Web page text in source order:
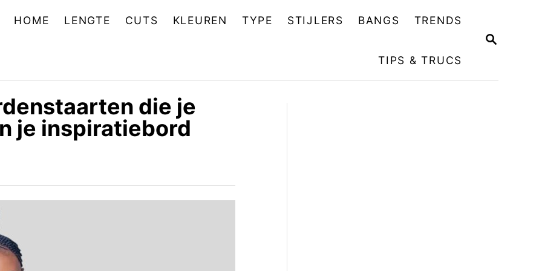
Z
O
HOME LENGTE CUTS KLEUREN TYPE STIJLERS BANGS TRENDS
TIPS & TRUCS
die je
je inspiratiebord